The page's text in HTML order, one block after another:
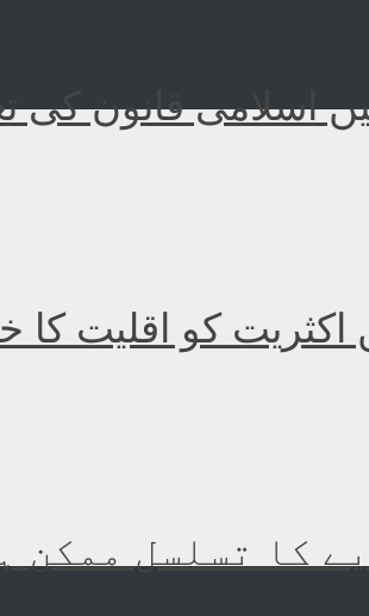
اسلامی قانون کی
اکثریت کو اقلیت
کا تسلسل ممکن